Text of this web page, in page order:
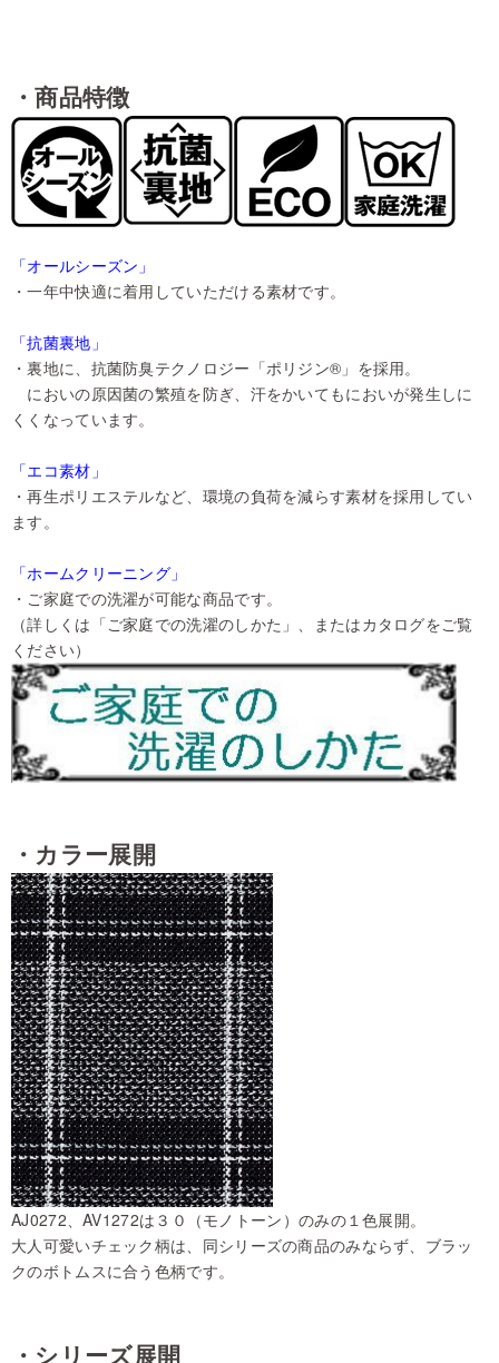
・商品特徴
「オールシーズン」
・一年中快適に着用していただける素材です。
「抗菌裏地」
・裏地に、抗菌防臭テクノロジー「ポリジン®」を採用。
においの原因菌の繁殖を防ぎ、汗をかいてもにおいが発生しに
くくなっています。
「エコ素材」
・再生ポリエステルなど、環境の負荷を減らす素材を採用してい
ます。
「ホームクリーニング」
・ご家庭での洗濯が可能な商品です。
（詳しくは「ご家庭での洗濯のしかた」、またはカタログをご覧
ください）
・カラー展開
AJ0272、AV1272は３０（モノトーン）のみの１色展開。
大人可愛いチェック柄は、同シリーズの商品のみならず、ブラッ
クのボトムスに合う色柄です。
・シリーズ展開